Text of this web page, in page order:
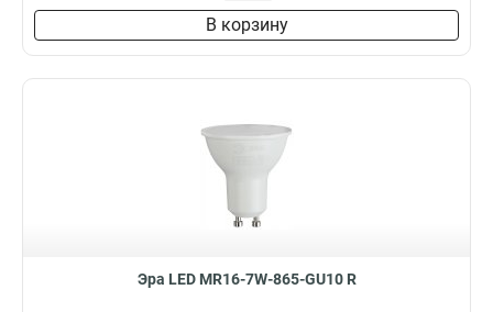
В корзину
Эра LED MR16-7W-865-GU10 R